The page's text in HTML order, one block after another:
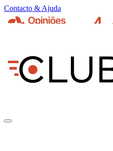
Contacto & Ajuda